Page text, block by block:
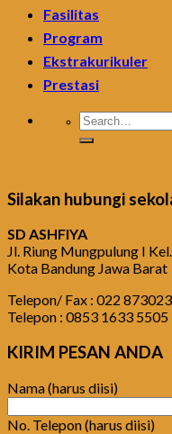
Fasilitas
Program
Ekstrakurikuler
Prestasi
Silakan hubungi
SD ASHFIYA
Jl. Riung Mungpulung I
Kota Bandung Jawa Barat
Telepon/ Fax : 022
Telepon : 0853 1633 5505
KIRIM PESAN ANDA
Nama (harus diisi)
No. Telepon (harus diisi)